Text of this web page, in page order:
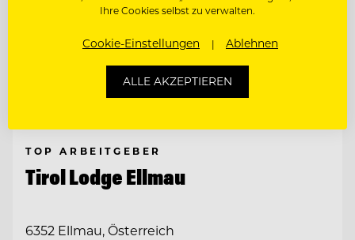
TOP ARBEITGEBER
Tirol Lodge Ellmau
6352 Ellmau, Österreich
Ihre Cookies selbst zu verwalten.
Cookie-Einstellungen Ablehnen
ALLE AKZEPTIEREN